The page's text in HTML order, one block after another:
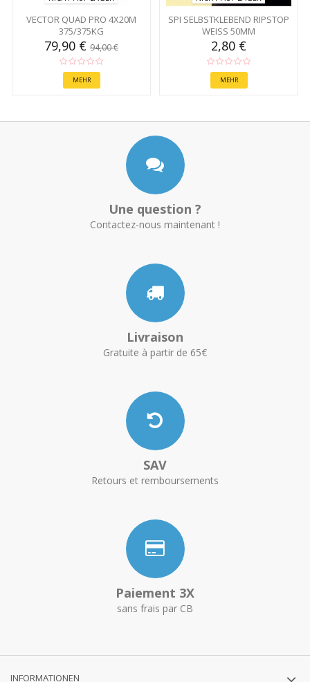
VECTOR QUAD PRO 4X20M
375/375KG
79,90 € 94,00 €
MEHR
SPI SELBSTKLEBEND RIPSTOP
WEISS 50MM
2,80 €
MEHR
Une question ?
Contactez-nous maintenant !
Livraison
Gratuite à partir de 65€
SAV
Retours et remboursements
Paiement 3X
sans frais par CB
INFORMATIONEN